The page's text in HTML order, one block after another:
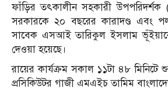
ফাঁড়ির তৎকালীন সহকারী
সরকারকে ২০ বছরের কারাদণ্ড এবং
সাবেক এসআই তারিকুল ইসলাম ভূঁইয়াকে
দেওয়া হয়েছে।
রায়ের কার্যক্রম সকাল ১১টা ৪৮
প্রসিকিউটর গাজী এমএইচ তামিম